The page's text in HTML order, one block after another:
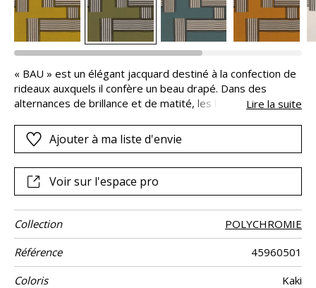
« BAU » est un élégant jacquard destiné à la confection de
rideaux auxquels il confère un beau drapé. Dans des
alternances de brillance et de matité, les lignes se
d’un fil de lin en trame lui apporte un très bel effet de
texture. Le tissu au tomber souple semble vivant et émet
visuelles et tactiles liée aux couleurs et à la qualité de
l’étoffe, s’ajoute cette impression auditive qui suggère la
préciosité et convoque notre imaginaire.
Lire la suite
Ajouter à ma liste d'envie
Voir sur l'espace pro
Collection
POLYCHROMIE
Référence
45960501
Coloris
Kaki